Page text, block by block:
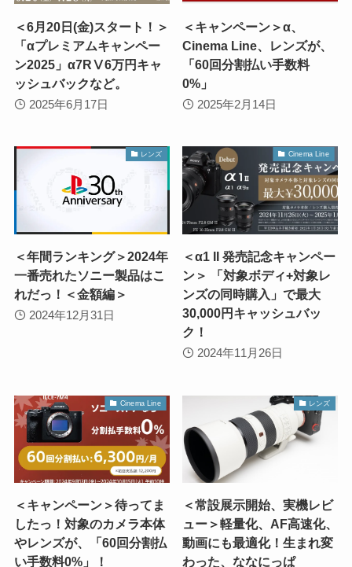
＜6月20日(金)スタート！＞
「αプレミアムキャンペー
ン2025」α7RⅤ6万円キャ
ッシュバックなど。
2025年6月17日
＜キャンペーン＞α、
Cinema Line、レンズが、
「60回分割払い手数料
0%」
2025年2月14日
レンズ
＜年間ランキング＞2024年
一番売れたソニー製品はこ
れだっ！＜金額編＞
2024年12月31日
Cinema Line
＜α1 II 発売記念キャンペー
ン＞ 「対象ボディ+対象レ
ンズの同時購入」で最大
30,000円キャッシュバッ
ク！
2024年11月26日
Cinema Line
＜キャンペーン＞待ってま
したっ！対象のカメラ本体
やレンズが、「60回分割払
い手数料0%」！
レンズ
＜常設展示開始、実機レビ
ュー＞軽量化、AF高速化、
動画にも最適化！生まれ変
わった、ななにっぱ